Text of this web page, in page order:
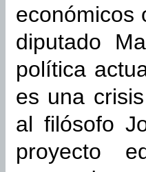
económicos
diputado
política
es una
al filósofo
proyecto